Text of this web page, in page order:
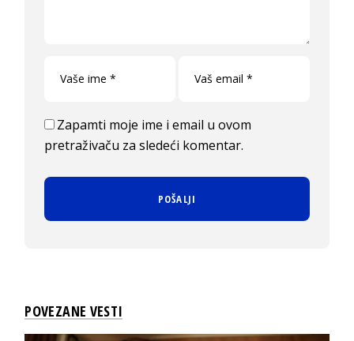
Zapamti moje ime i email u ovom
pretraživaču za sledeći komentar.
POVEZANE VESTI